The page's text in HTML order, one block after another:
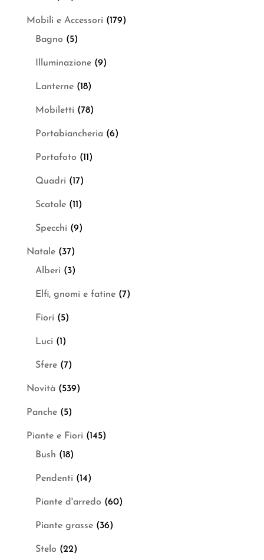
Mobili e Accessori (179)
Bagno (5)
Illuminazione (9)
Lanterne (18)
Mobiletti (78)
Portabiancheria (6)
Portafoto (11)
Quadri (17)
Scatole (11)
Specchi (9)
Natale (37)
Alberi (3)
Elfi, gnomi e fatine (7)
Fiori (5)
Luci (1)
Sfere (7)
Novità (539)
Panche (5)
Piante e Fiori (145)
Bush (18)
Pendenti (14)
Piante d'arredo (60)
Piante grasse (36)
Stelo (22)